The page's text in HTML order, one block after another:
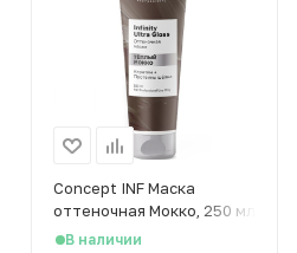
Concept INF Маска
оттеночная Мокко, 250 мл
В наличии